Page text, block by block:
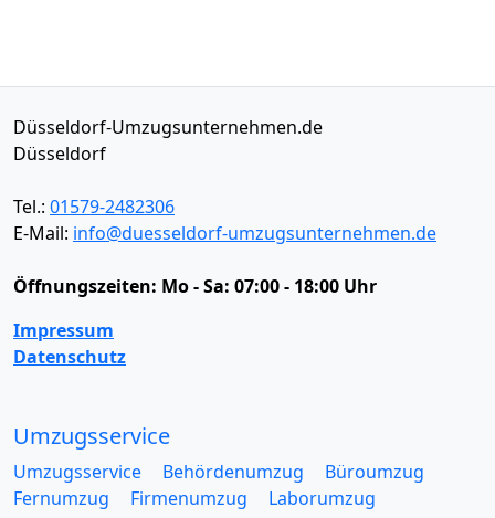
Düsseldorf-Umzugsunternehmen.de
Düsseldorf
Tel.: 01579-2482306
E-Mail: info@duesseldorf-umzugsunternehmen.de
Öffnungszeiten: Mo - Sa: 07:00 - 18:00 Uhr
Impressum
Datenschutz
Umzugsservice
Umzugsservice Behördenumzug
Büroumzug
Fernumzug
Firmenumzug
Laborumzug